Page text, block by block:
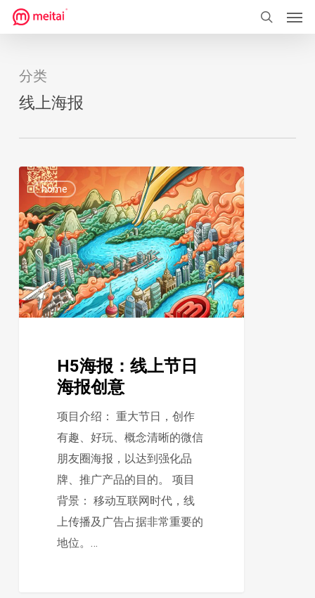
到
搜索
分类
线上海报
H5
海
报：
线
上
节
日
home
H5海报：线上节日
海报创意
项目介绍： 重大节日，创作
有趣、好玩、概念清晰的微信
朋友圈海报，以达到强化品
牌、推广产品的目的。 项目
背景： 移动互联网时代，线
上传播及广告占据非常重要的
地位。…
0